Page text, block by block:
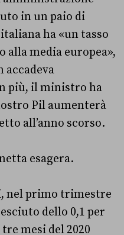
in un paio di
ha «un tasso
alla media europea»,
accadeva
più, il ministro ha
Pil aumenterà
all’anno scorso.
esagera.
nel primo trimestre
dello 0,1 per
mesi del 2020